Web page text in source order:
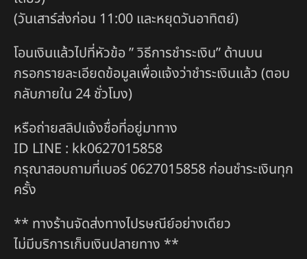
(วันเสาร์ส่งก่อน 11:00 และหยุดวันอาทิตย์)
โอนเงินแล้วไปที่หัวข้อ ” วิธีการชำระเงิน” ด้านบน
กรอกรายละเอียดข้อมูลเพื่อแจ้งว่าชำระเงินแล้ว (ตอบ
กลับภายใน 24 ชั่วโมง)
หรือถ่ายสลิปแจ้งชื่อที่อยู่มาทาง
ID LINE : kk0627015858
กรุณาสอบถามที่เบอร์ 0627015858 ก่อนชำระเงินทุก
ครั้ง
** ทางร้านจัดส่งทางไปรษณีย์อย่างเดียว
ไม่มีบริการเก็บเงินปลายทาง **